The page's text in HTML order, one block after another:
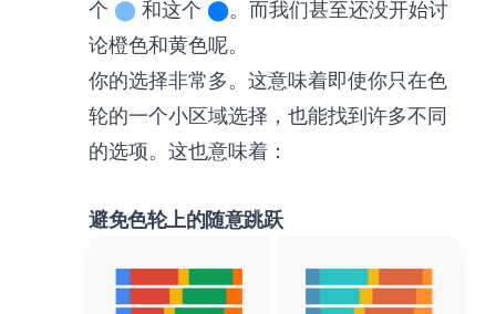
个 ⬤ 和这个 ⬤。而我们甚至还没开始讨
论橙色和黄色呢。
你的选择非常多。这意味着即使你只在色
轮的一个小区域选择，也能找到许多不同
的选项。这也意味着：
避免色轮上的随意跳跃